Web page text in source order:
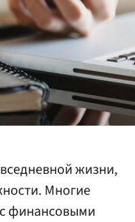
жизни,
Многие
финансовыми